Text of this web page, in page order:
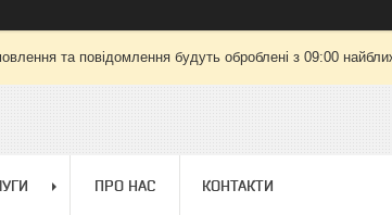
та повідомлення будуть оброблені з 09:00
ПРО НАС КОНТАКТИ